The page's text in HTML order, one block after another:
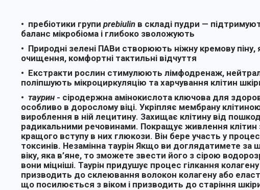
пребіотики групи prebiulin в складі пудри —
баланс мікробіома і глибоко зволожують
Природні зелені ПАВи створюють ніжну кремову піну,
очищення, комфортні тактильні відчуття
Екстракти рослин стимулюють лімфодренаж,
поліпшують мікроциркуляцію та харчування клітин
таурин - сіродержна амінокислота ключова для
особливо в дорослому віці. Укріпляє мембрану
вироблення в ній лецитину. Захищає клітину від
радикальними речовинами. Покращує живлення клітин
кращого вступу в них глюкози. Він бере участь у
токсинів. Незамінна таурін Якщо ви доглядатимете за
віку, яка в’яне, то зможете звести його з сірою
вони міцніші. Таурін придушує процес гілкання
призводить до склеювання волокон колагену або
що посилюється з віком і призводить до старіння